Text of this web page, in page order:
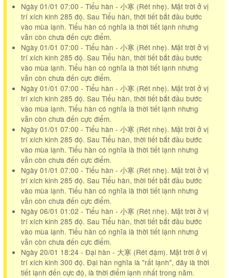
Ngày 01/01 07:00 - Tiểu hàn - 小寒 (Rét nhẹ). Mặt trời ở vị
trí xích kinh 285 độ. Sau Tiểu hàn, thời tiết bắt đầu bước
vào mùa lạnh. Tiểu hàn có nghĩa là thời tiết lạnh nhưng
vẫn còn chưa đến cực điểm.
Ngày 01/01 07:00 - Tiểu hàn - 小寒 (Rét nhẹ). Mặt trời ở vị
trí xích kinh 285 độ. Sau Tiểu hàn, thời tiết bắt đầu bước
vào mùa lạnh. Tiểu hàn có nghĩa là thời tiết lạnh nhưng
vẫn còn chưa đến cực điểm.
Ngày 01/01 07:00 - Tiểu hàn - 小寒 (Rét nhẹ). Mặt trời ở vị
trí xích kinh 285 độ. Sau Tiểu hàn, thời tiết bắt đầu bước
vào mùa lạnh. Tiểu hàn có nghĩa là thời tiết lạnh nhưng
vẫn còn chưa đến cực điểm.
Ngày 01/01 07:00 - Tiểu hàn - 小寒 (Rét nhẹ). Mặt trời ở vị
trí xích kinh 285 độ. Sau Tiểu hàn, thời tiết bắt đầu bước
vào mùa lạnh. Tiểu hàn có nghĩa là thời tiết lạnh nhưng
vẫn còn chưa đến cực điểm.
Ngày 01/01 07:00 - Tiểu hàn - 小寒 (Rét nhẹ). Mặt trời ở vị
trí xích kinh 285 độ. Sau Tiểu hàn, thời tiết bắt đầu bước
vào mùa lạnh. Tiểu hàn có nghĩa là thời tiết lạnh nhưng
vẫn còn chưa đến cực điểm.
Ngày 06/01 01:02 - Tiểu hàn - 小寒 (Rét nhẹ). Mặt trời ở vị
trí xích kinh 285 độ. Sau Tiểu hàn, thời tiết bắt đầu bước
vào mùa lạnh. Tiểu hàn có nghĩa là thời tiết lạnh nhưng
vẫn còn chưa đến cực điểm.
Ngày 20/01 18:24 - Đại hàn - 大寒 (Rét đậm). Mặt trời ở vị
trí xích kinh 300 độ. Đại hàn nghĩa là "rất lạnh", đây là thời
tiết lạnh đến cực độ, là thời điểm lạnh nhất trong năm.